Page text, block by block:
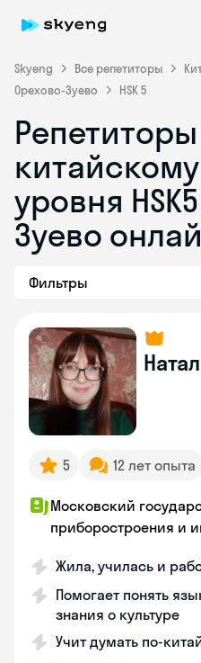
Skyeng Все репетиторы
Орехово-Зуево
HSK 5
уровня
Зуево
Фильтры
5 12 лет опыта
Московский
приборостроения и
Жила, училась и
Помогает понять
знания о культуре
Учит думать по-
Skyeng Chat
online